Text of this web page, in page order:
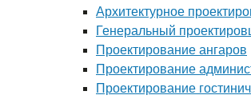
Архитектурное
Генеральный
Проектирование ангаров
Проектирование
Проектирование